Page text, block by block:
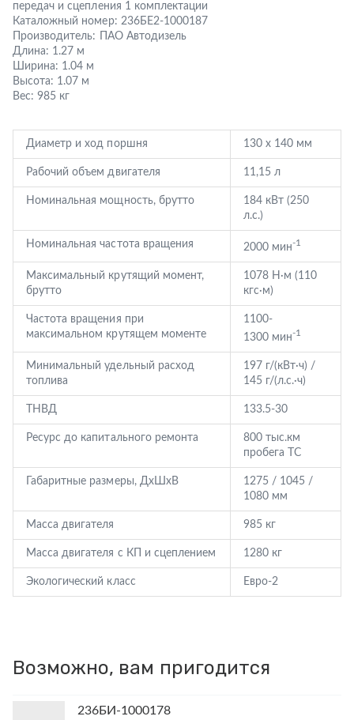
передач и сцепления 1 комплектации
Каталожный номер: 236БЕ2-1000187
Производитель:
ПАО Автодизель
Длина: 1.27 м
Ширина: 1.04 м
Высота: 1.07 м
Вес: 985 кг
Диаметр и ход поршня 130 х 140 мм
Рабочий объем двигателя 11,15 л
Номинальная мощность, брутто
184 кВт (250
л.с.)
Номинальная частота вращения 2000 мин-1
Максимальный крутящий момент,
брутто
1078 Н·м (110
кгс·м)
Частота вращения при
максимальном крутящем моменте
1100-
1300 мин-1
Минимальный удельный расход
топлива
197 г/(кВт·ч) /
145 г/(л.с.·ч)
ТНВД 133.5-30
Ресурс до капитального ремонта
800 тыс.км
пробега ТС
Габаритные размеры, ДхШхВ
1275 / 1045 /
1080 мм
Масса двигателя 985 кг
Масса двигателя с КП и сцеплением 1280 кг
Экологический класс Евро-2
Возможно, вам пригодится
236БИ-1000178